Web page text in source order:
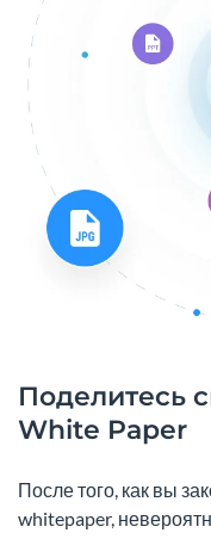
Поделитесь
White Paper
После того, как вы
whitepaper,